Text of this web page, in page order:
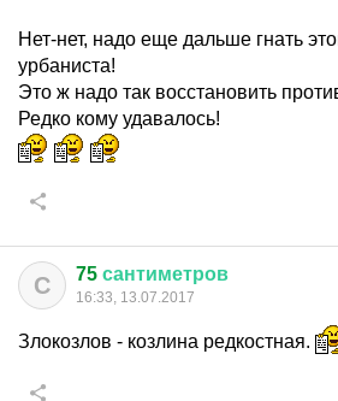
Нет-нет, надо еще дальше гнать
урбаниста!
Это ж надо так восстановить
Редко кому удавалось!
С 75 сантиметров
16:33, 13.07.2017
Злокозлов - козлина редкостная.